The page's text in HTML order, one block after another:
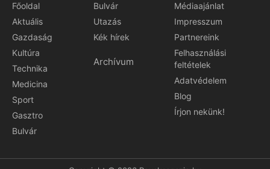
Főoldal
Aktuális
Gazdaság
Kultúra
Technika
Medicina
Sport
Gasztro
Bulvár
Bulvár
Utazás
Kék hírek
Archívum
Médiaajánlat
Impresszum
Partnereink
Felhasználási
feltételek
Adatvédelem
Blog
Írjon nekünk!